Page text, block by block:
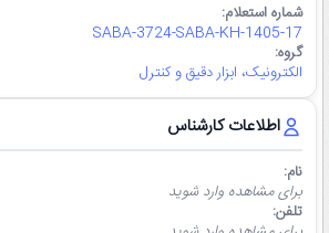
شماره استعلام:
SABA-3724-SABA-KH-1405-17
گروه:
الکترونیک، ابزار دقیق و کنترل
اطلاعات کارشناس
نام:
برای مشاهده وارد شوید
تلفن: